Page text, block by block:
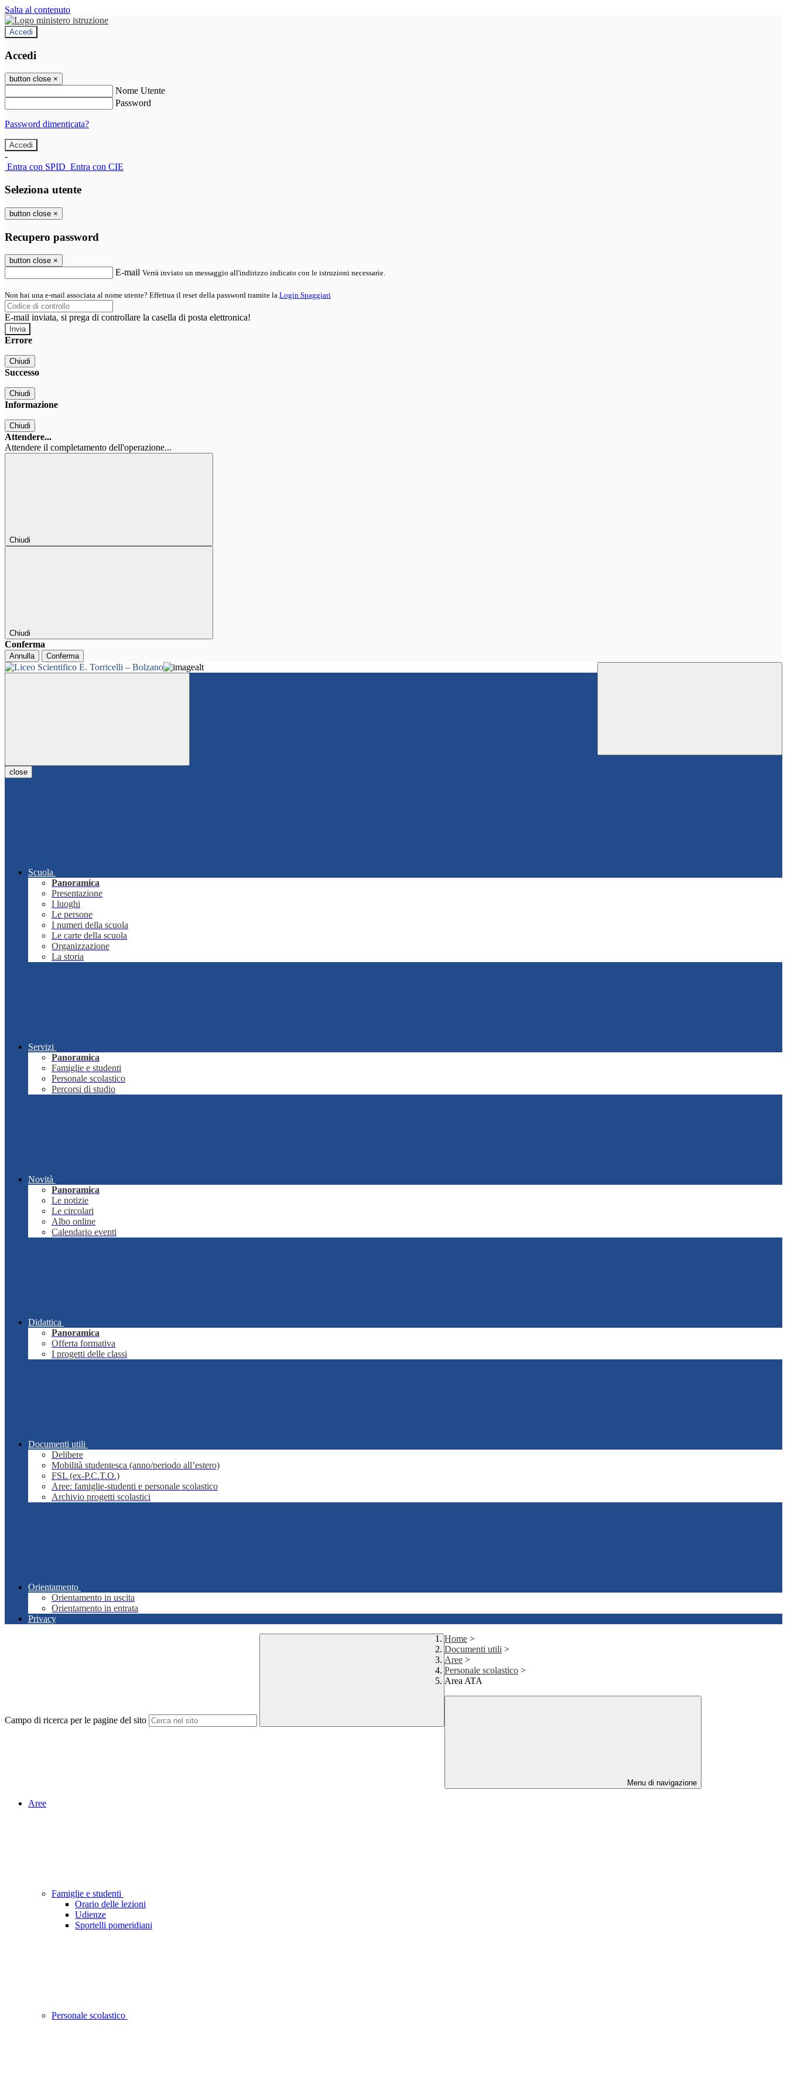
Salta al contenuto
Accedi
Accedi
button close ×
Nome Utente
Password
Password dimenticata?
-
Entra con SPID Entra con CIE
Seleziona utente
button close ×
Recupero password
button close ×
E-mail Verrà inviato un messaggio all'indirizzo indicato con le istruzioni necessarie.
Non hai una e-mail associata al nome utente? Effettua il reset della password tramite la Login Spaggiari
E-mail inviata, si prega di controllare la casella di posta elettronica!
Errore
Chiudi
Successo
Chiudi
Informazione
Chiudi
Attendere...
Attendere il completamento dell'operazione...
Chiudi
Chiudi
Conferma
Annulla Conferma
close
Scuola
Panoramica
Presentazione
I luoghi
Le persone
I numeri della scuola
Le carte della scuola
Organizzazione
La storia
Servizi
Panoramica
Famiglie e studenti
Personale scolastico
Percorsi di studio
Novità
Panoramica
Le notizie
Le circolari
Albo online
Calendario eventi
Didattica
Panoramica
Offerta formativa
I progetti delle classi
Documenti utili
Delibere
Mobilità studentesca (anno/periodo all’estero)
FSL (ex-P.C.T.O.)
Aree: famiglie-studenti e personale scolastico
Archivio progetti scolastici
Orientamento
Orientamento in uscita
Orientamento in entrata
Privacy
Campo di ricerca per le pagine del sito
Home >
Documenti utili >
Aree >
Personale scolastico >
Area ATA
Menu di navigazione
Aree
Famiglie e studenti
Orario delle lezioni
Udienze
Sportelli pomeridiani
Personale scolastico